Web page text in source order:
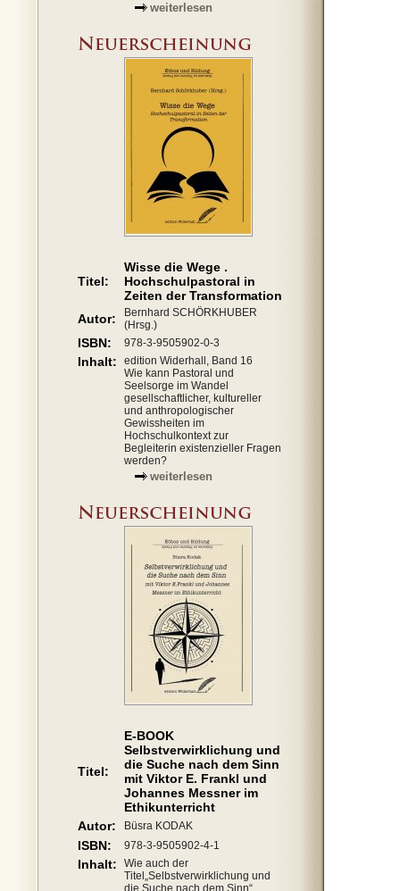
weiterlesen
Titel:
Wisse die Wege .
Hochschulpastoral in
Zeiten der Transformation
Autor:
Bernhard SCHÖRKHUBER
(Hrsg.)
ISBN: 978-3-9505902-0-3
Inhalt:
edition Widerhall, Band 16
Wie kann Pastoral und
Seelsorge im Wandel
gesellschaftlicher, kultureller
und anthropologischer
Gewissheiten im
Hochschulkontext zur
Begleiterin existenzieller Fragen
werden?
weiterlesen
Titel:
E-BOOK
Selbstverwirklichung und
die Suche nach dem Sinn
mit Viktor E. Frankl und
Johannes Messner im
Ethikunterricht
Autor:
Büsra KODAK
ISBN: 978-3-9505902-4-1
Inhalt:
Wie auch der
Titel„Selbstverwirklichung und
die Suche nach dem Sinn“